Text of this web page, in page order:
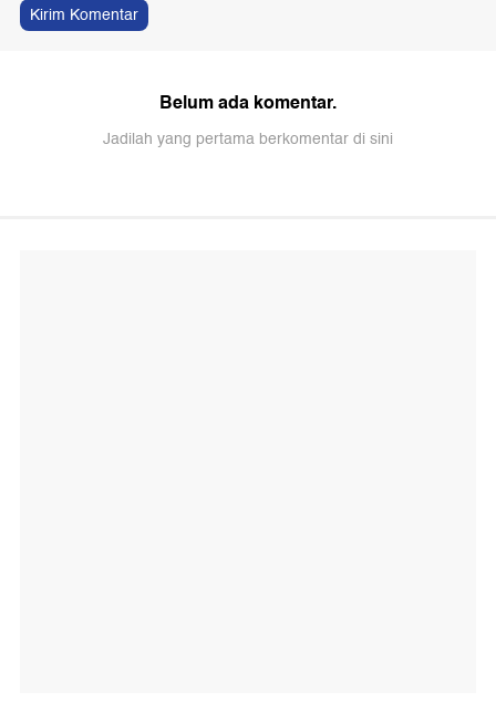
Kirim Komentar
Belum ada komentar.
Jadilah yang pertama berkomentar di sini